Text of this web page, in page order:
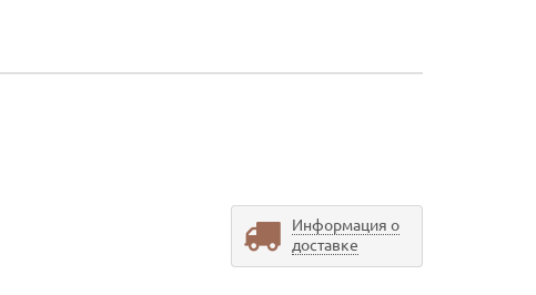
Информация о
доставке